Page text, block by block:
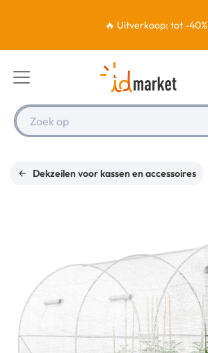
🔥 Uitverkoop: tot -40%
Zoek op
Dekzeilen voor kassen en accessoires